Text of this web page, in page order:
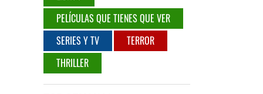
PELÍCULAS QUE TIENES QUE VER
SERIES Y TV
TERROR
THRILLER